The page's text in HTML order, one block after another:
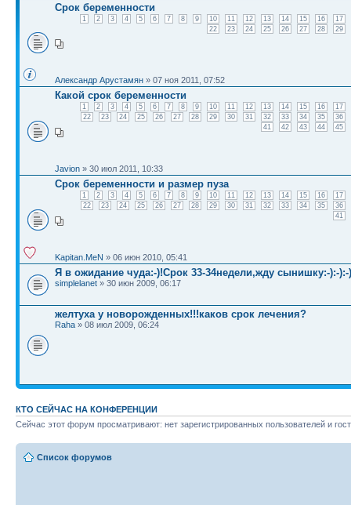
Срок беременности
1 2 3 4 5 6 7 8 9 10 11 12 13 14 15 16
17
22
23 24 25 26 27 28 29
Александр Арустамян » 07 ноя 2011, 07:52
Какой срок беременности
1 2 3 4 5 6 7 8 9 10 11 12 13 14 15 16
17
22
23 24 25 26 27 28 29 30 31 32 33 34 35
36
41
42 43 44 45
Javion » 30 июл 2011, 10:33
Срок беременности и размер пуза
1 2 3 4 5 6 7 8 9 10 11 12 13 14 15 16
17
22
23 24 25 26 27 28 29 30 31 32 33 34 35
36
41
Kapitan.MeN » 06 июн 2010, 05:41
Я в ожидание чуда:-)!Срок 33-34недели,жду сынишку:-):-):-
simplelanet » 30 июн 2009, 06:17
желтуха у новорожденных!!!каков срок лечения?
Raha » 08 июл 2009, 06:24
КТО СЕЙЧАС НА КОНФЕРЕНЦИИ
Сейчас этот форум просматривают: нет зарегистрированных пользователей и
Список форумов